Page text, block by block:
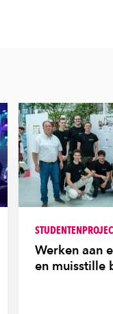
Werken aan
en muisstille